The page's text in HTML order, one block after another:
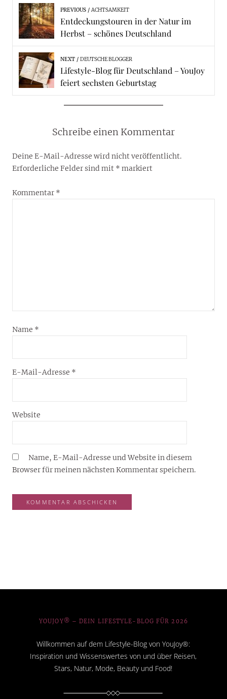
PREVIOUS ACHTSAMKEIT
Entdeckungstouren in der Natur im
Herbst – schönes Deutschland
NEXT DEUTSCHE BLOGGER
Lifestyle-Blog für Deutschland – YouJoy
feiert sechsten Geburtstag
Schreibe einen Kommentar
Deine E-Mail-Adresse wird nicht veröffentlicht.
Erforderliche Felder sind mit * markiert
Kommentar *
Name *
E-Mail-Adresse *
Website
Name, E-Mail-Adresse und Website in diesem
Browser für meinen nächsten Kommentar speichern.
YOUJOY® – DEIN LIFESTYLE-BLOG FÜR 2026
Willkommen auf dem Lifestyle-Blog von YouJoy®:
Inspiration und Wissenswertes von und über Reisen,
Stars, Natur, Mode, Beauty und Food!